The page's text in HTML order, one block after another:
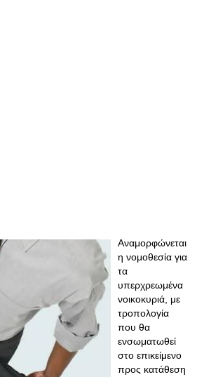
Αναμορφώνεται
η νομοθεσία για
τα
υπερχρεωμένα
νοικοκυριά, με
τροπολογία
που θα
ενσωματωθεί
στο επικείμενο
προς κατάθεση